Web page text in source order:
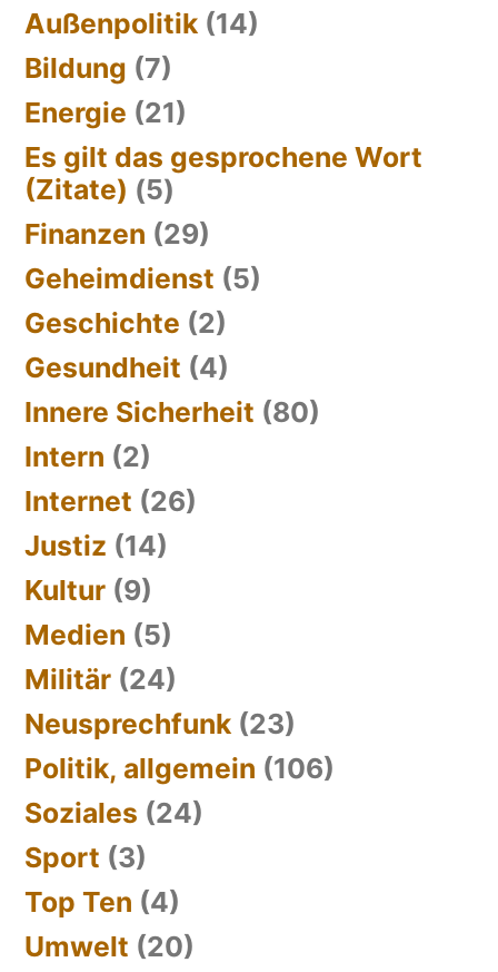
Außenpolitik (14)
Bildung (7)
Energie (21)
Es gilt das gesprochene Wort
(Zitate) (5)
Finanzen (29)
Geheimdienst (5)
Geschichte (2)
Gesundheit (4)
Innere Sicherheit (80)
Intern (2)
Internet (26)
Justiz (14)
Kultur (9)
Medien (5)
Militär (24)
Neusprechfunk (23)
Politik, allgemein (106)
Soziales (24)
Sport (3)
Top Ten (4)
Umwelt (20)